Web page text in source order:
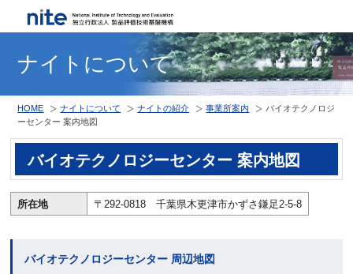
ナイトについて
HOME ナイトについて ナイトの紹介 事業所案内
バイオテクノロジ
ーセンター 案内地図
バイオテクノロジーセンター 案内地図
所在地 〒292-0818 千葉県木更津市かずさ鎌足2-5-8
バイオテクノロジーセンター 周辺地図